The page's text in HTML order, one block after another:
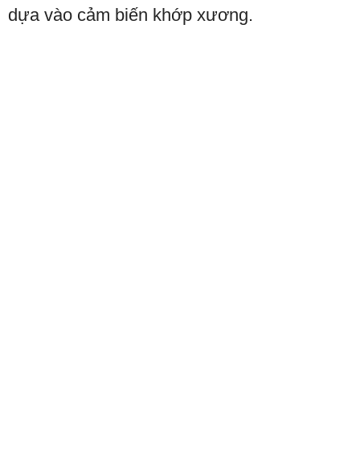
dựa vào cảm biến khớp xương.